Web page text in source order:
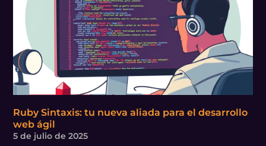
Ruby Sintaxis: tu nueva aliada para el desarrollo
web ágil
5 de julio de 2025